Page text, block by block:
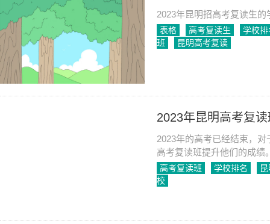
2023年昆明招高考复读生
表格 高考复读生
学校排
班
昆明高考复读
2023年昆明高考复
2023年的高考已经结束，
高考复读班提升他们的成绩
高考培训，下面我将为大家
高考复读班 学校排名
校